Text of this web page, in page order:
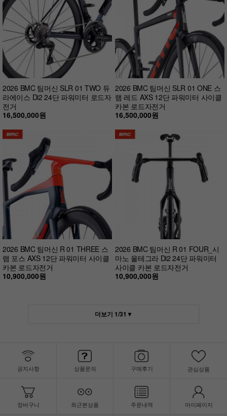
2026 BMC 팀머신 SLR 01 TWO 듀
라에이스 Di2 24단 파워미터 로드자
전거
16,500,000원
2026 BMC 팀머신 SLR 01 ONE 스
램 레드 AXS 12단 파워미터 사이클
카본 로드자전거
16,500,000원
2026 BMC 팀머신 R 01 THREE 스
램 포스 AXS 12단 파워미터 사이클
카본 로드자전거
10,900,000원
2026 BMC 팀머신 R 01 FOUR_시
마노 울테그라 Di2 24단 파워미터
사이클 카본 로드자전거
10,900,000원
더보기 1/31 ▼
공지사항 상품문의 구매후기 관심상품
장바구니 최근본상품 주문내역 마이페이지